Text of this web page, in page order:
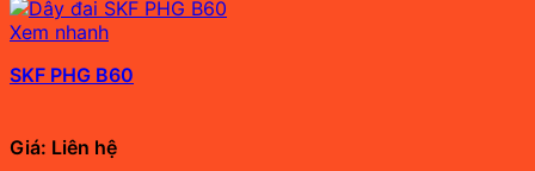
Xem nhanh
SKF PHG B60
Giá: Liên hệ